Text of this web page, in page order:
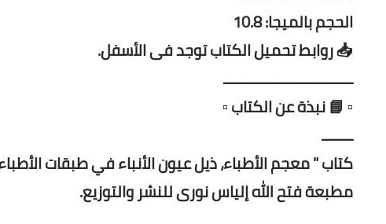
الحجم بالميجا: 10.8
📥 روابط تحميل الكتاب توجد فى الأسفل.
ـــــــــــــــــــــــــــــــــ
▫️ 📘 نبذة عن الكتاب ▫️
ــــــــ
كتاب " معجم الأطباء، ذيل عيون الأنباء في طبقات
مطبعة فتح الله إلياس نورى للنشر والتوزيع.